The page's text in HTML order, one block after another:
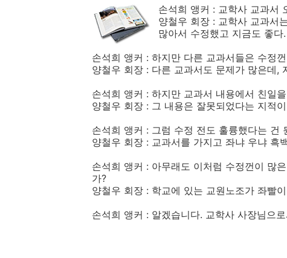
손석희 앵커 : 교학사 교과서
양철우 회장 : 교학사 교과서
많아서 수정했고 지금도 좋다.
손석희 앵커 : 하지만 다른 교과서들은 수정
양철우 회장 : 다른 교과서도 문제가 많은데,
손석희 앵커 : 하지만 교과서 내용에서 친일
양철우 회장 : 그 내용은 잘못되었다는 지적
손석희 앵커 : 그럼 수정 전도 훌륭했다는 건
양철우 회장 : 교과서를 가지고 좌냐 우냐 흑
손석희 앵커 : 아무래도 이처럼 수정껀이 많
가?
양철우 회장 : 학교에 있는 교원노조가 좌빨
손석희 앵커 : 알겠습니다. 교학사 사장님으